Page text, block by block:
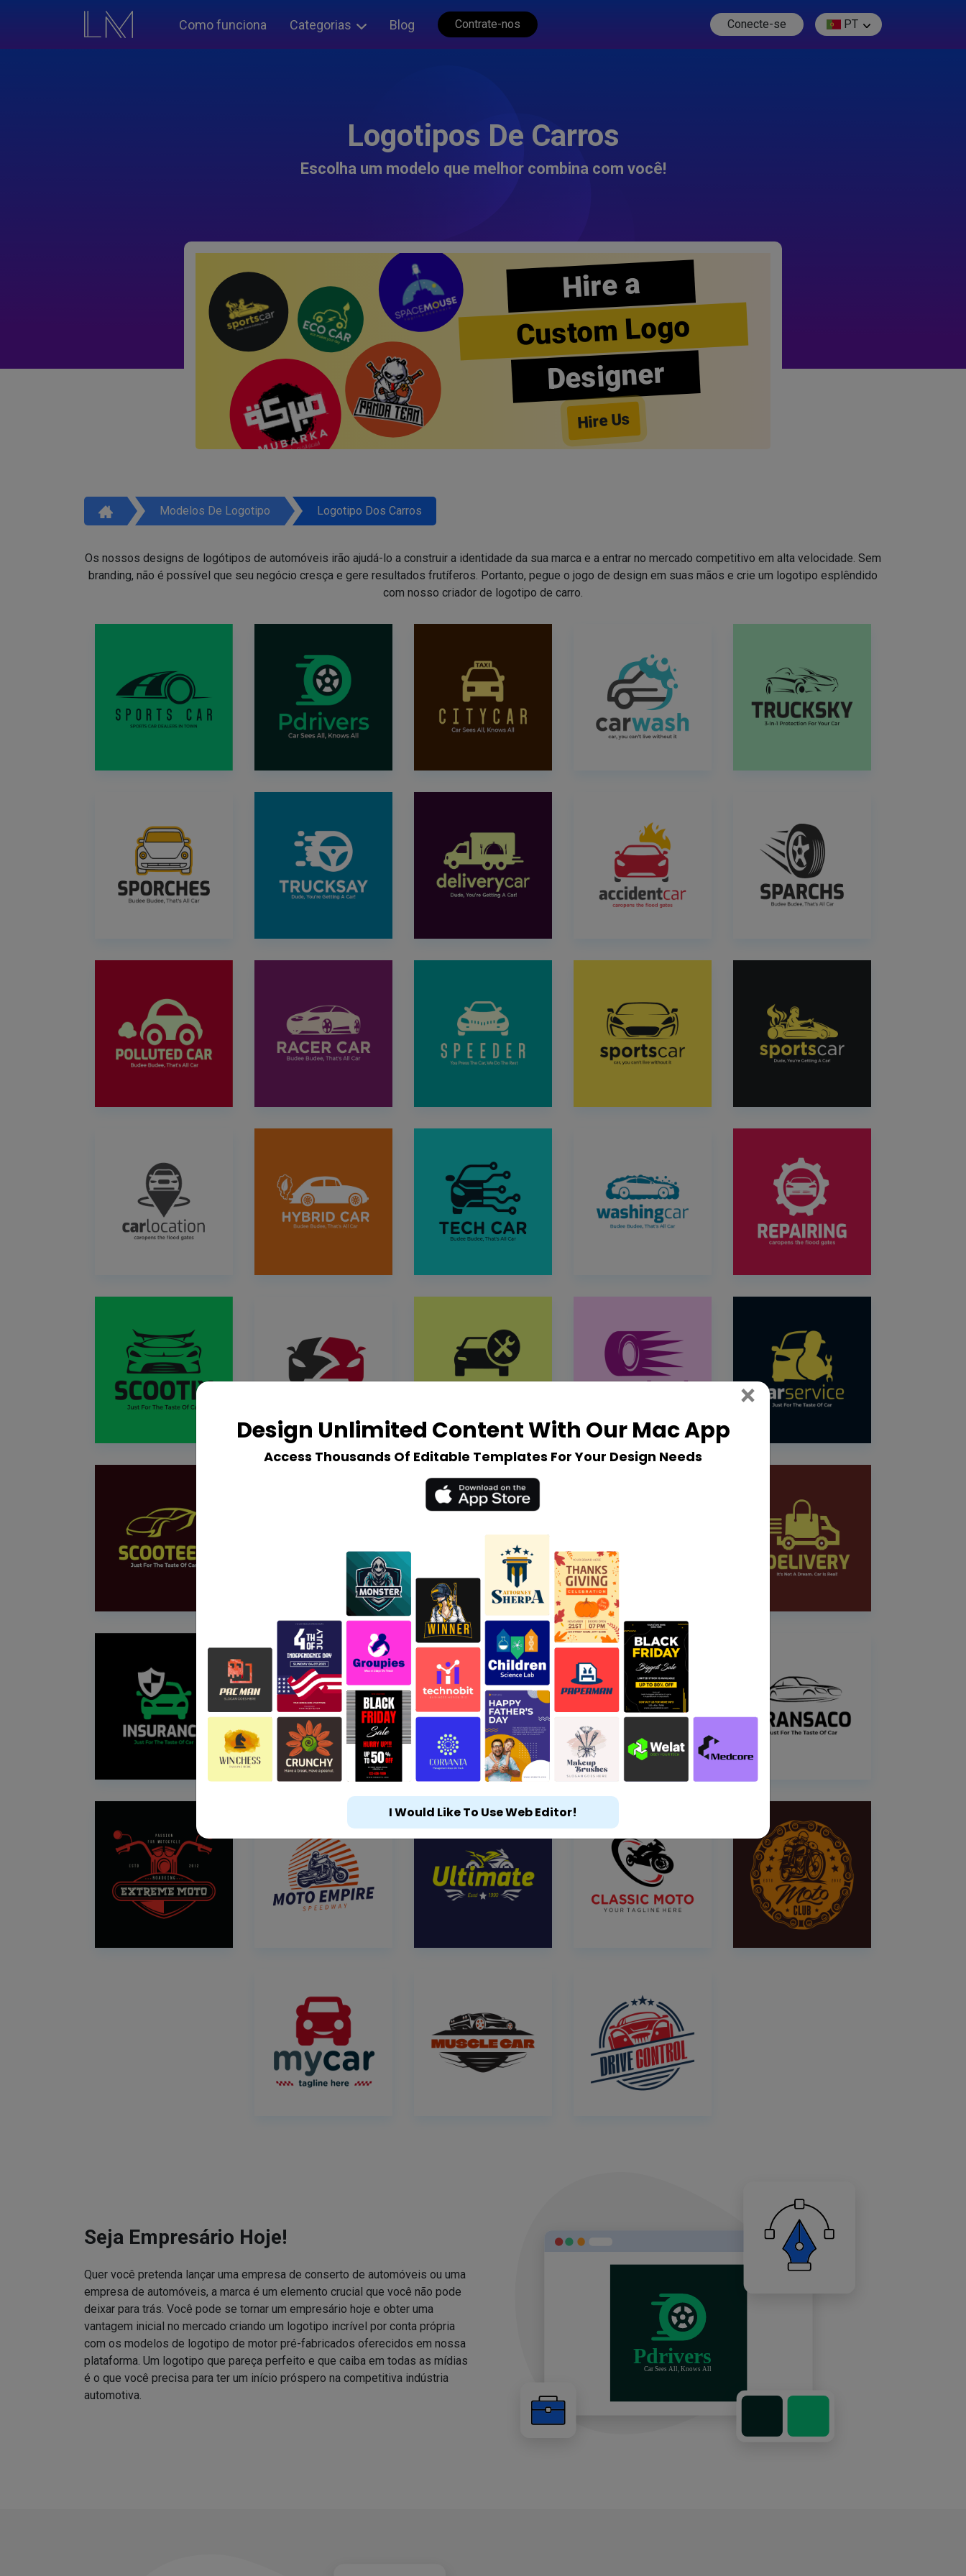
Como funciona Categorias Blog Contrate-nos Conecte-se PT
Logotipos De Carros
Escolha um modelo que melhor combina com você!
Hire a
Custom Logo
Designer
Hire Us
Modelos De Logotipo Logotipo Dos Carros
Os nossos designs de logótipos de automóveis irão ajudá-lo a construir a identidade da sua marca e a entrar no mercado competitivo em alta velocidade. Sem
branding, não é possível que seu negócio cresça e gere resultados frutíferos. Portanto, pegue o jogo de design em suas mãos e crie um logotipo esplêndido
com nosso criador de logotipo de carro.
Seja Empresário Hoje!
Quer você pretenda lançar uma empresa de conserto de automóveis ou uma
empresa de automóveis, a marca é um elemento crucial que você não pode
deixar para trás. Você pode se tornar um empresário hoje e obter uma
vantagem inicial no mercado criando um logotipo incrível por conta própria
com os modelos de logotipo de motor pré-fabricados oferecidos em nossa
plataforma. Um logotipo que pareça perfeito e que caiba em todas as mídias
é o que você precisa para ter um início próspero na competitiva indústria
automotiva.
Design Unlimited Content With Our Mac App
Access Thousands Of Editable Templates For Your Design Needs
× Close
I Would Like To Use Web Editor!